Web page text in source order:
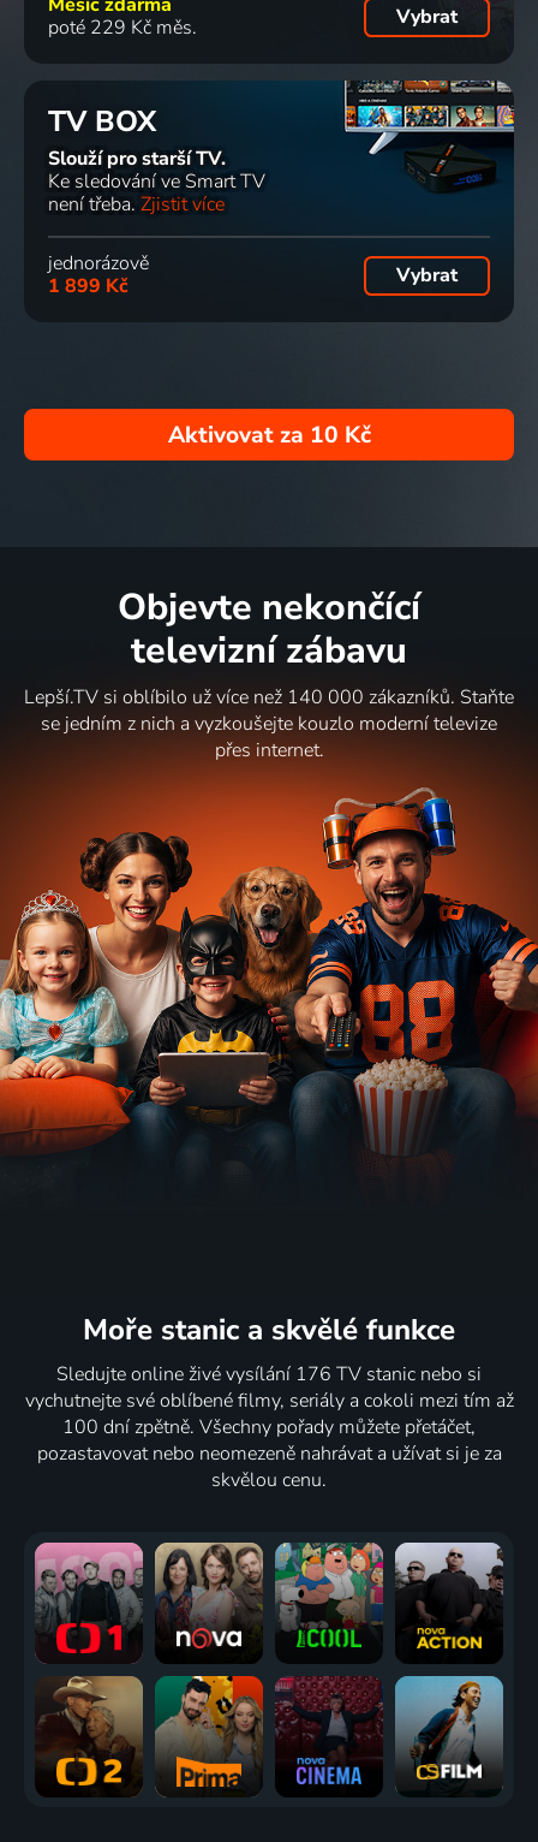
poté 229 Kč měs.
Vybrat
TV BOX
Slouží pro starší TV.
Ke sledování ve Smart TV
není třeba. Zjistit více
jednorázově
1 899 Kč
Vybrat
Aktivovat za 10 Kč
Objevte nekončící
televizní zábavu
Lepší.TV si oblíbilo už více než 140 000 zákazníků. Staňte
se jedním z nich a vyzkoušejte kouzlo moderní televize
přes internet.
Moře stanic a skvělé funkce
Sledujte online živé vysílání 176 TV stanic nebo si
vychutnejte své oblíbené filmy, seriály a cokoli mezi tím až
100 dní zpětně. Všechny pořady můžete přetáčet,
pozastavovat nebo neomezeně nahrávat a užívat si je za
skvělou cenu.